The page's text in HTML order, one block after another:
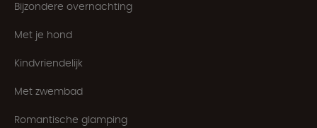
Bijzondere overnachting
Met je hond
Kindvriendelijk
Met zwembad
Romantische glamping